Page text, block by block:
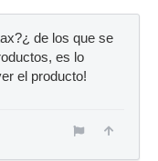
de los que se
es lo
el producto!